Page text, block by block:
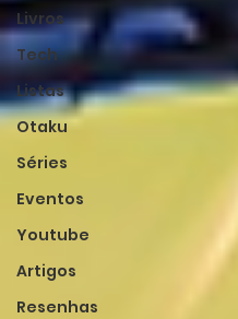
Livros
Tech
Listas
Otaku
Séries
Eventos
Youtube
Artigos
Resenhas